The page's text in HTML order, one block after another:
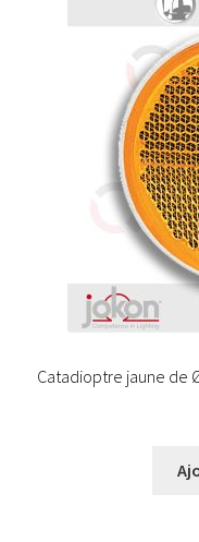
Catadioptre jaune de